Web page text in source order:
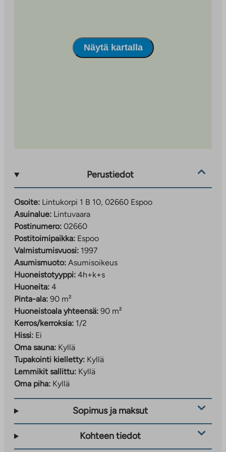
Lintukorpi 1 sopii erityisesti niille, jotka arvostavat
Näytä kartalla
Perustiedot
Osoite: Lintukorpi 1 B 10, 02660 Espoo
Asuinalue: Lintuvaara
Postinumero: 02660
Postitoimipaikka: Espoo
Valmistumisvuosi: 1997
Asumismuoto: Asumisoikeus
Huoneistotyyppi: 4h+k+s
Huoneita: 4
Pinta-ala: 90 m²
Huoneistoala yhteensä: 90 m²
Kerros/kerroksia: 1/2
Hissi: Ei
Oma sauna: Kyllä
Tupakointi kielletty: Kyllä
Lemmikit sallittu: Kyllä
Oma piha: Kyllä
Sopimus ja maksut
Kohteen tiedot